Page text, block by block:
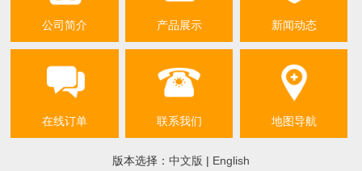
公司简介 产品展示 新闻动态
在线订单 联系我们 地图导航
版本选择： 中文版 | English